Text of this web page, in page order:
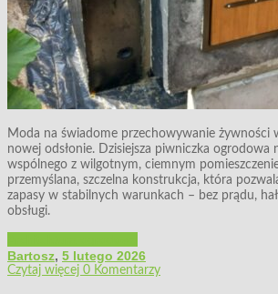
Moda na świadome przechowywanie żywności
nowej odsłonie. Dzisiejsza piwniczka ogrodowa
wspólnego z wilgotnym, ciemnym
przemyślana, szczelna konstrukcja, która
zapasy w stabilnych warunkach – bez prądu,
obsługi.
Bartosz, 5 lutego 2026
Czytaj więcej 0 Komentarzy